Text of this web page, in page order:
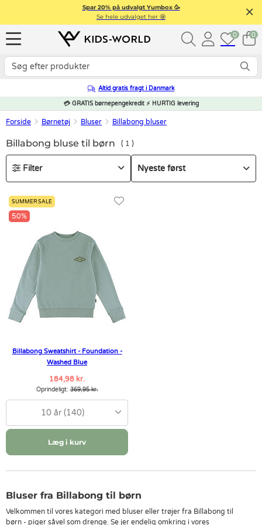
Spar 20% på udvalgt Yumbox 🥳
Se hele udvalget her 🤩
0 0
Altid gratis fragt i Danmark
💳 GRATIS børnepengekredit ⚡ HURTIG levering
Forside Børnetøj Bluser Billabong bluser
Billabong bluse til børn 1
Filter
SUMMER SALE
50%
Billabong Sweatshirt - Foundation -
Washed Blue
184,98 kr.
Oprindeligt:369,95 kr.
10 år (140)
Læg i kurv
Bluser fra Billabong til børn
Velkommen til vores kategori med bluser eller trøjer fra Billabong til
børn - piger såvel som drenge. Se jer endelig omkring i vores